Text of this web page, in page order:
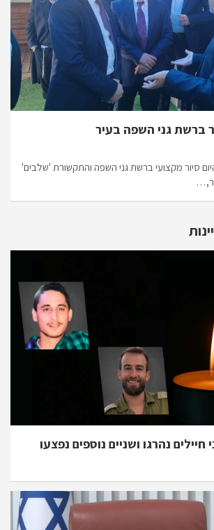
ברשת גני השפה בעיר
סיור מקצועי ברשת גני השפה והתקשורת 'שלבים'
חיילים נהרגו ושניים נוספים נפצעו